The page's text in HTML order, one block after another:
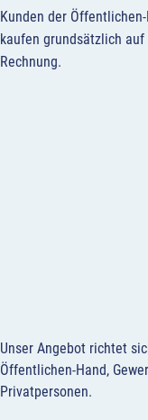
Kunden der
kaufen grundsätzlich auf
Rechnung.
Unser Angebot richtet
Öffentlichen-Hand,
Privatpersonen.